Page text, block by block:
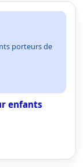
porteurs de
enfants